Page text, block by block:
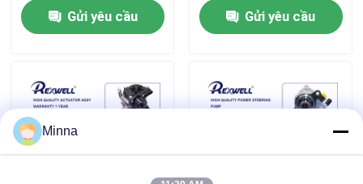
Liên hệ với chúng tôi
các trường hợp
Gửi yêu cầu Gửi yêu cầu
Minna